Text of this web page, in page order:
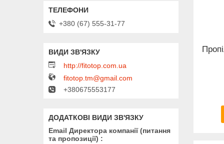
+380 (67) 555-31-77
http://fitotop.com.ua
fitotop.tm@gmail.com
+380675553177
Email Директора компанії (питання
та пропозиції)